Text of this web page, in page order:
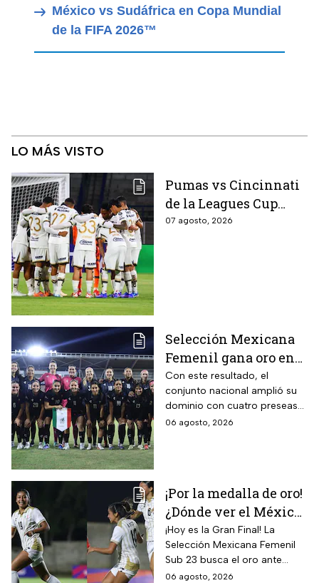
México vs Sudáfrica en Copa Mundial
de la FIFA 2026™
LO MÁS VISTO
Pumas vs Cincinnati
de la Leagues Cup
2026 es pospuesto
07 agosto, 2026
Selección Mexicana
Femenil gana oro en
Juegos
Centroamericanos; el
camino de México a la
gloria
Con este resultado, el
conjunto nacional amplió su
dominio con cuatro preseas
doradas de forma
06 agosto, 2026
¡Por la medalla de oro!
¿Dónde ver el México
vs Colombia Femenil?
Así puedes seguir la
Gran Final EN VIVO
¡Hoy es la Gran Final! La
Selección Mexicana Femenil
Sub 23 busca el oro ante
Colombia en los Juegos
06 agosto, 2026